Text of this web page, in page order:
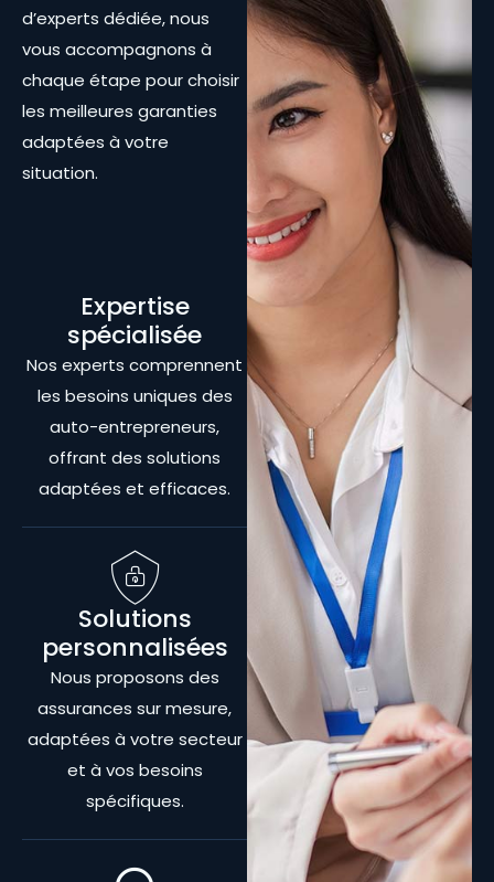
d’experts dédiée, nous
vous accompagnons à
chaque étape pour choisir
les meilleures garanties
adaptées à votre
situation.
Expertise
spécialisée
Nos experts comprennent
les besoins uniques des
auto-entrepreneurs,
offrant des solutions
adaptées et efficaces.
Solutions
personnalisées
Nous proposons des
assurances sur mesure,
adaptées à votre secteur
et à vos besoins
spécifiques.